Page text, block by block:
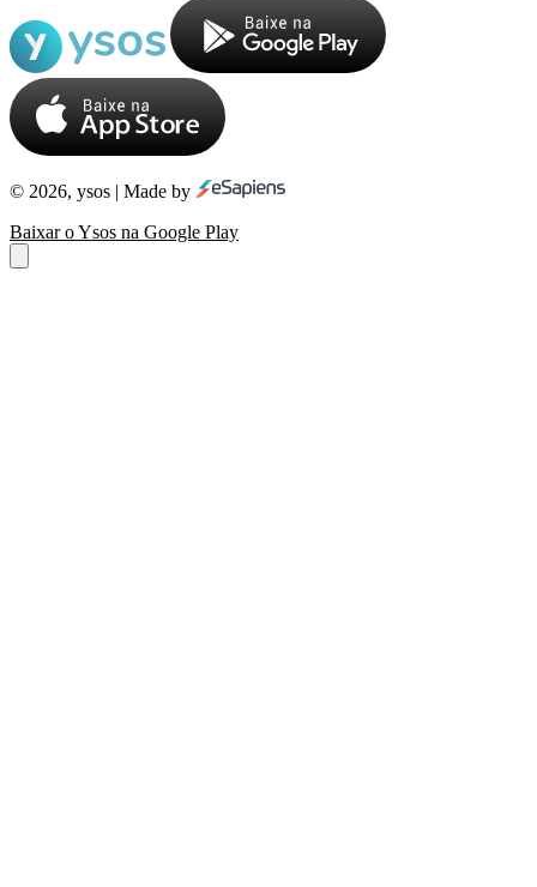
© 2026, ysos | Made by
Baixar o Ysos na Google Play